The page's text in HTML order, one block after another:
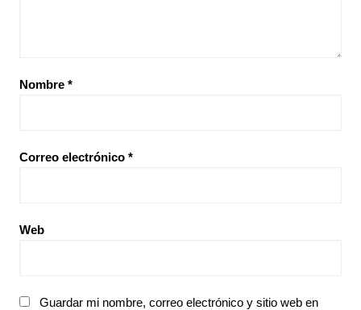
Nombre *
Correo electrónico *
Web
Guardar mi nombre, correo electrónico y sitio web en